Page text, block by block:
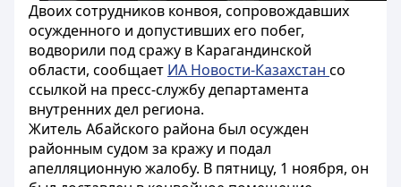
Двоих сотрудников конвоя, сопровождавших
осужденного и допустивших его побег,
водворили под сражу в Карагандинской
области, сообщает ИА Новости-Казахстан со
ссылкой на пресс-службу департамента
внутренних дел региона.
Житель Абайского района был осужден
районным судом за кражу и подал
апелляционную жалобу. В пятницу, 1 ноября, он